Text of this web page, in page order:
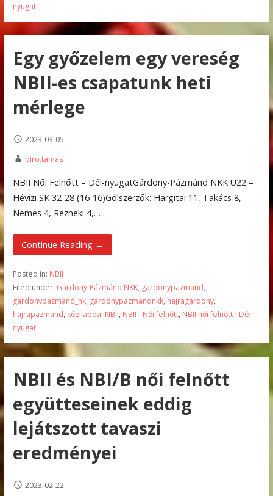
nyugat
Egy győzelem egy vereség
NBII-es csapatunk heti
mérlege
2023-03-05
biro.tamas
NBII Női Felnőtt – Dél-nyugatGárdony-Pázmánd NKK U22 –
Hévízi SK 32-28 (16-16)Gólszerzők: Hargitai 11, Takács 8,
Nemes 4, Rezneki 4,…
Continue Reading →
Posted in: NBII
Filed under: Gárdony-Pázmánd NKK, gardonypazmand,
gardonypazmand_nk, gardonypazmandnkk, hajragardony,
hajrapazmand, kézilabda, NBII, NBII - Női felnőtt, NBII női felnőtt - Dél-
nyugat
NBII és NBI/B női felnőtt
együtteseinek eddig
lejátszott tavaszi
eredményei
2023-02-22